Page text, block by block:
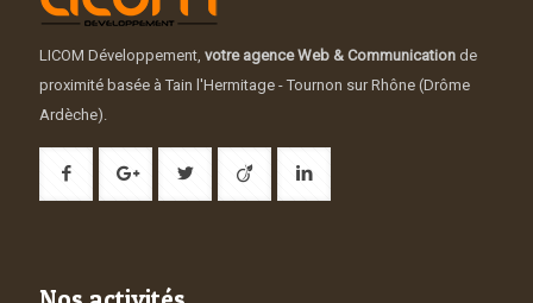
LICOM Développement, votre agence Web & Communication de
proximité basée à Tain l'Hermitage - Tournon sur Rhône (Drôme
Ardèche).